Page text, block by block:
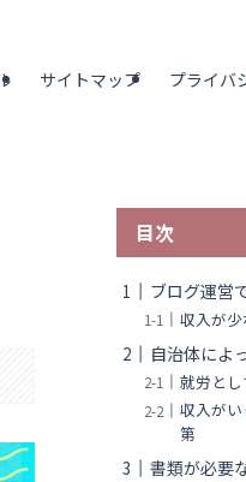
サイトマップ プライバ
目次
ブログ運営
収入が
自治体によ
就労と
収入が
第
書類が必要